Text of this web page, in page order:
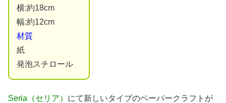
横:約18cm
幅:約12cm
材質
紙
発泡スチロール
Seria（セリア） にて新しいタイプのペーパークラフトが